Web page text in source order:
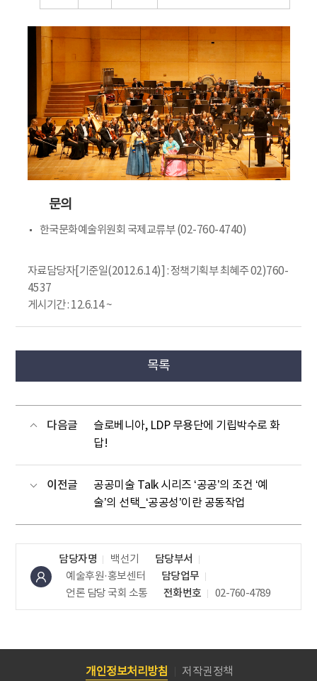
문의
한국문화예술위원회 국제교류부 (02-760-4740)
자료담당자[기준일(2012.6.14)] : 정책기획부 최혜주 02)760-
4537
게시기간 : 12.6.14 ~
목록
다음글
슬로베니아, LDP 무용단에 기립박수로 화
답!
이전글
공공미술 Talk 시리즈 ‘공공’의 조건 ‘예
술’의 선택_‘공공성’이란 공동작업
담당자명 백선기
담당부서
예술후원·홍보센터
담당업무
언론 담당국회 소통 전화번호 02-760-4789
개인정보처리방침 저작권정책